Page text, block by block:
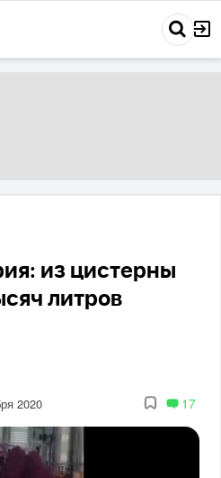
из цистерны
литров
2020 17